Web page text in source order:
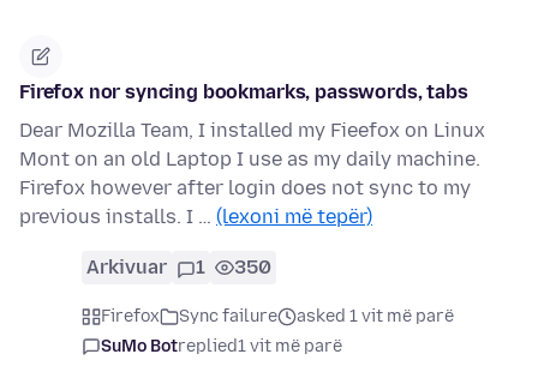
Firefox nor syncing bookmarks, passwords, tabs
Dear Mozilla Team, I installed my Fieefox on Linux
Mont on an old Laptop I use as my daily machine.
Firefox however after login does not sync to my
previous installs. I … (lexoni më tepër)
Arkivuar 1 350
Firefox Sync failure
asked 1 vit më parë
SuMo Botreplied1 vit më parë